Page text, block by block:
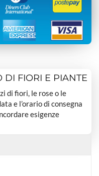
DI FIORI E PIANTE
di fiori, le rose o le
e l’orario di consegna
esigenze